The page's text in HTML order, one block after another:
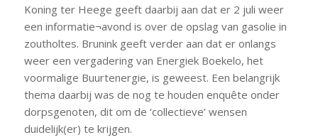
Koning ter Heege geeft daarbij aan dat er 2 juli weer
een informatie¬avond is over de opslag van gasolie in
zoutholtes. Brunink geeft verder aan dat er onlangs
weer een vergadering van Energiek Boekelo, het
voormalige Buurtenergie, is geweest. Een belangrijk
thema daarbij was de nog te houden enquête onder
dorpsgenoten, dit om de ‘collectieve’ wensen
duidelijk(er) te krijgen.